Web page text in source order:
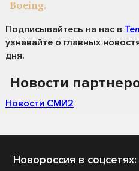
Boeing.
Подписывайтесь на нас в
узнавайте о главных
дня.
Новости
Новости СМИ2
Новороссия в соцсетях: